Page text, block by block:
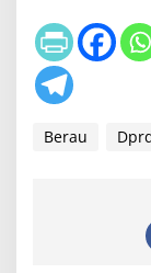
Berau